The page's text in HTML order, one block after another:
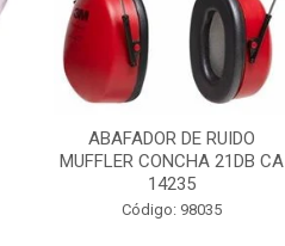
ABAFADOR DE RUIDO
MUFFLER CONCHA 21DB CA
14235
Código: 98035